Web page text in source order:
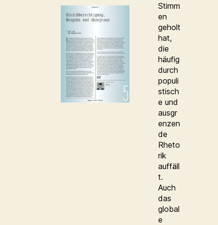
Stimm
en
geholt
hat,
die
häufig
durch
populi
stisch
e und
ausgr
enzen
de
Rheto
rik
auffäll
t.
Auch
das
global
e